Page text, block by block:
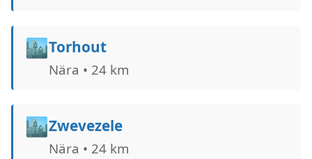
🏙️Torhout
Nära • 24 km
🏙️Zwevezele
Nära • 24 km